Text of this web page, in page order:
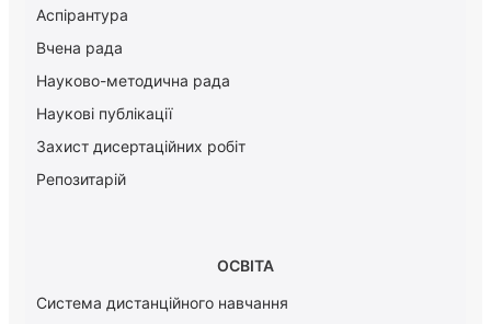
Аспірантура
Вчена рада
Науково-методична рада
Наукові публікації
Захист дисертаційних робіт
Репозитарій
ОСВІТА
Система дистанційного навчання